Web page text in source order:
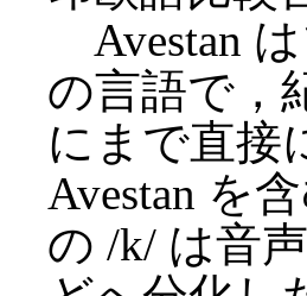
Avestan
の言語で，
にまで直接
Avestan を
の /k/ は音